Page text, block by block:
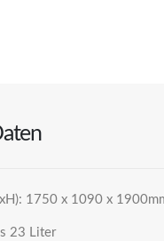
1750 x 1090 x
23 Liter